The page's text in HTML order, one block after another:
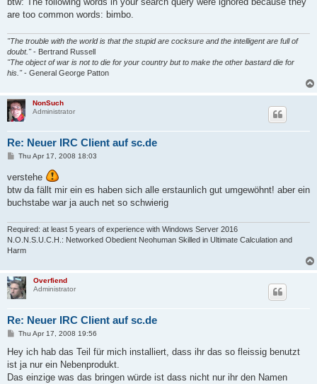
are too common words: bimbo.
"The trouble with the world is that the stupid are cocksure and the intelligent are full of
doubt."- Bertrand Russell
"The object of war is not to die for your country but to make the other bastard die for
his."- General George Patton
NonSuch
Administrator
Re: Neuer IRC Client auf sc.de
P
t
Thu Apr 17, 2008 18:03
verstehe
btw da fällt mir ein es haben sich alle erstaunlich gut umgewöhnt! aber ein
buchstabe war ja auch net so schwierig
Required: at least 5 years of experience with Windows Server 2016
N.O.N.S.U.C.H.: Networked Obedient Neohuman Skilled in Ultimate Calculation and
Harm
Overfiend
Administrator
Re: Neuer IRC Client auf sc.de
P
s
Thu Apr 17, 2008 19:56
Hey ich hab das Teil für mich installiert, dass ihr das so fleissig benutzt
ist ja nur ein Nebenprodukt.
Das einzige was das bringen würde ist dass nicht nur ihr den Namen